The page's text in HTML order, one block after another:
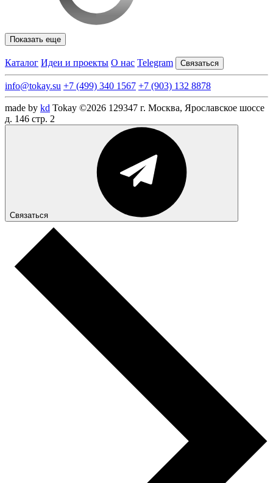
Показать еще
Каталог Идеи и проекты О нас Telegram Связаться
info@tokay.su +7 (499) 340 1567 +7 (903) 132 8878
made by kd Tokay ©2026 129347 г. Москва, Ярославское шоссе
д. 146 стр. 2
Связаться